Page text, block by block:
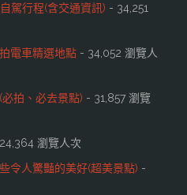
駕行程(含交通資訊) - 34,251
電車精選地點 - 34,052 瀏覽人
必拍、必去景點) - 31,857 瀏覽
瀏覽人次
令人驚豔的美好(超美景點) -